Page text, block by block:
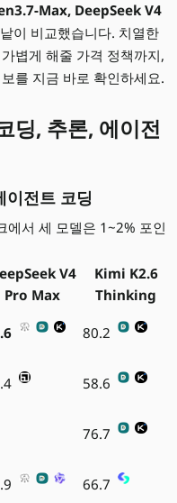
Max, DeepSeek V4
이 비교했습니다. 치열한
볍게 해줄 가격 정책까지,
를 지금 바로 확인하세요.
딩, 추론, 에이전
전트 코딩
에서 세 모델은 1~2% 포인
V4
Pro Max
Kimi K2.6
Thinking
80.2
58.6
76.7
66.7